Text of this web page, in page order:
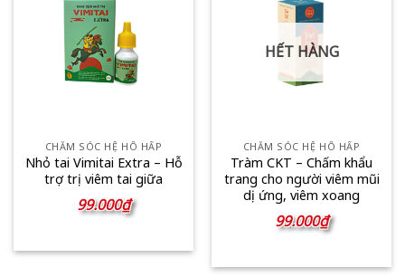
CHĂM SÓC HỆ HÔ HẤP
Nhỏ tai Vimitai Extra – Hỗ
trợ trị viêm tai giữa
99.000₫
HẾT HÀNG
CHĂM SÓC HỆ HÔ HẤP
Tràm CKT – Chấm khẩu
trang cho người viêm mũi
dị ứng, viêm xoang
99.000₫